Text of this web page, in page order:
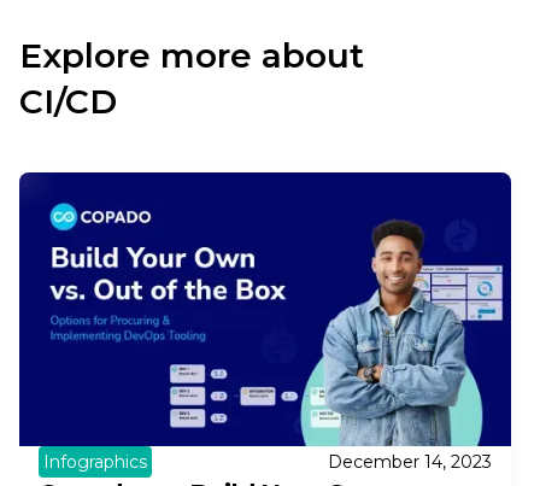
Explore more about
CI/CD
Infographics December 14, 2023